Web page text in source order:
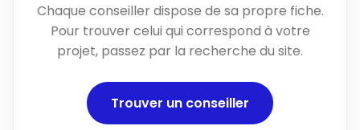
Chaque conseiller dispose de sa propre fiche.
Pour trouver celui qui correspond à votre
projet, passez par la recherche du site.
Trouver un conseiller